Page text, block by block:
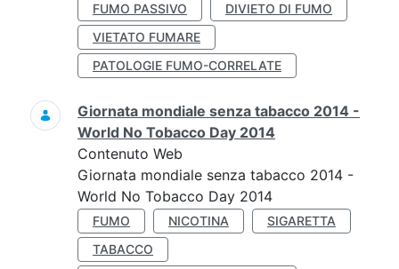
FUMO PASSIVO
DIVIETO DI FUMO
VIETATO FUMARE
PATOLOGIE FUMO-CORRELATE
Giornata mondiale senza tabacco 2014 -
World No Tobacco Day 2014
Contenuto Web
Giornata mondiale senza tabacco 2014 -
World No Tobacco Day 2014
FUMO NICOTINA
SIGARETTA
TABACCO